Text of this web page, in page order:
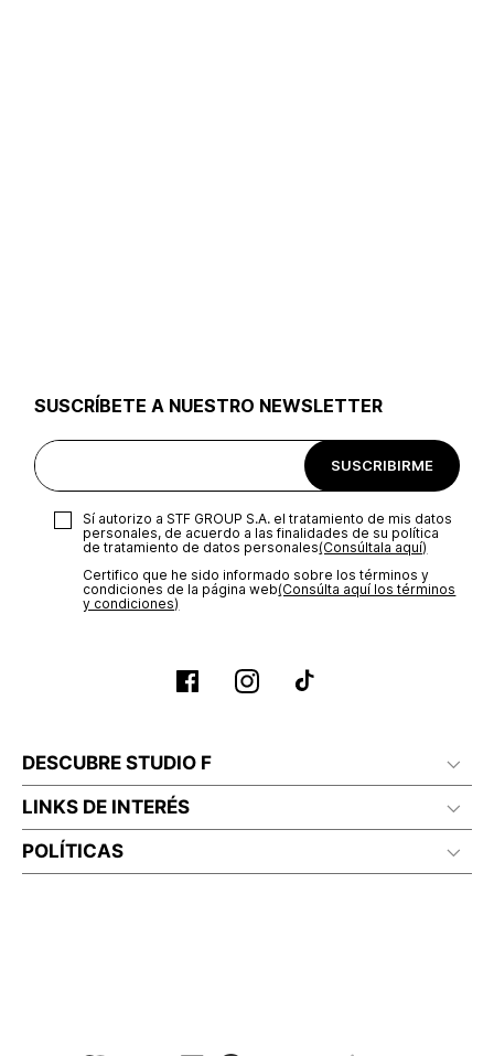
SUSCRÍBETE A NUESTRO NEWSLETTER
SUSCRIBIRME
Sí autorizo a STF GROUP S.A. el tratamiento de mis datos
personales, de acuerdo a las finalidades de su política
de tratamiento de datos personales‎(Consúltala aquí)
Certifico que he sido informado sobre los términos y
condiciones de la página web‎(Consúlta aquí los términos
y condiciones)
DESCUBRE STUDIO F
LINKS DE INTERÉS
POLÍTICAS